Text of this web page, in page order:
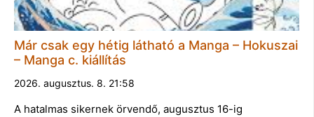
Már csak egy hétig látható a Manga – Hokuszai
– Manga c. kiállítás
2026. augusztus. 8. 21:58
A hatalmas sikernek örvendő, augusztus 16-ig